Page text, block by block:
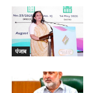
पंजाब